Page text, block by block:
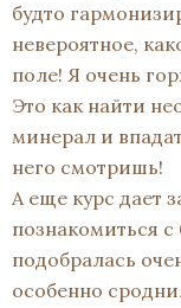
будто
невероятное,
поле! Я очень
Это как найти
минерал и
него смотришь!
А еще курс дает
познакомиться
подобралась
особенно